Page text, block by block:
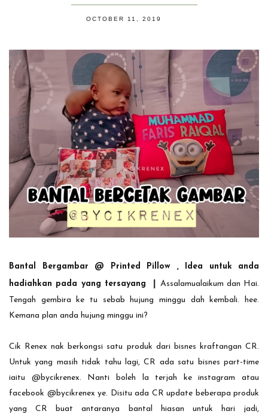
OCTOBER 11, 2019
Bantal Bergambar @ Printed Pillow , Idea untuk anda
hadiahkan pada yang tersayang
Assalamualaikum dan Hai.
Tengah gembira ke tu sebab hujung minggu dah kembali. hee.
Kemana plan anda hujung minggu ini?
Cik Renex nak berkongsi satu produk dari bisnes kraftangan CR.
Untuk yang masih tidak tahu lagi, CR ada satu bisnes part-time
iaitu @bycikrenex. Nanti boleh la terjah ke instagram atau
facebook @bycikrenex ye. Disitu ada CR update beberapa produk
yang CR buat antaranya bantal hiasan untuk hari jadi,